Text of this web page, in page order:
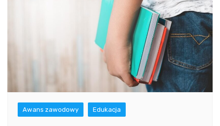
Awans zawodowy Edukacja